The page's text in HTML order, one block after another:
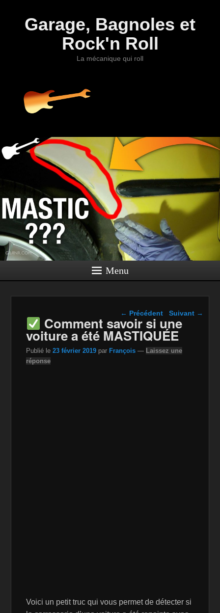
Garage, Bagnoles et
Rock'n Roll
La mécanique qui roll
Menu
Navigation dans les
articles
← Précédent Suivant →
Comment savoir si une
voiture a été MASTIQUÉE
Publié le23 février 2019 par François — Laissez une
réponse
Voici un petit truc qui vous permet de détecter si